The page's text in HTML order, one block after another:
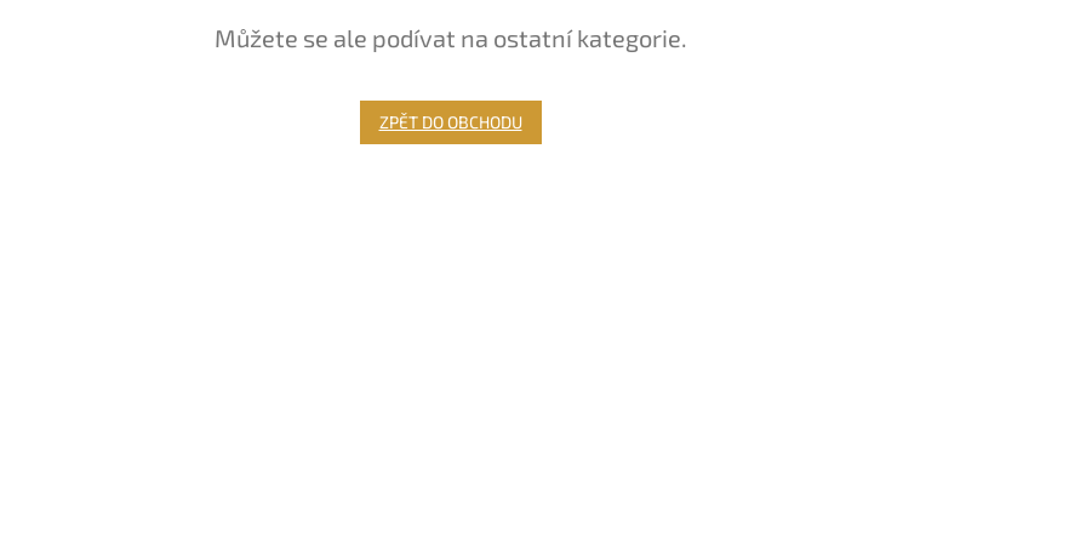
Můžete se ale podívat na ostatní kategorie.
ZPĚT DO OBCHODU